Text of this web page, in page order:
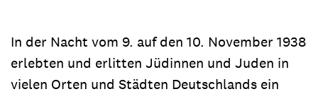
In der Nacht vom 9. auf den 10. November 1938
erlebten und erlitten Jüdinnen und Juden in
vielen Orten und Städten Deutschlands ein